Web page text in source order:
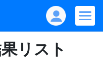
リスト